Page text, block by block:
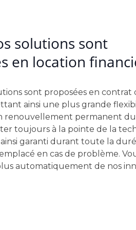
solutions sont
en location
sont proposées en contrat
ainsi une plus grande
renouvellement permanent du
toujours à la pointe de la
garanti durant toute la
en cas de problème.
automatiquement de nos